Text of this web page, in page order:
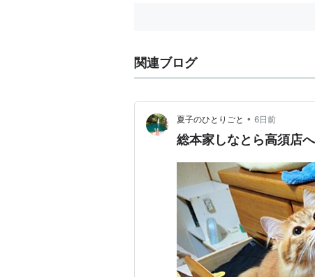
関連ブログ
夏子のひとりごと • 6日前
総本家しなとら高須店